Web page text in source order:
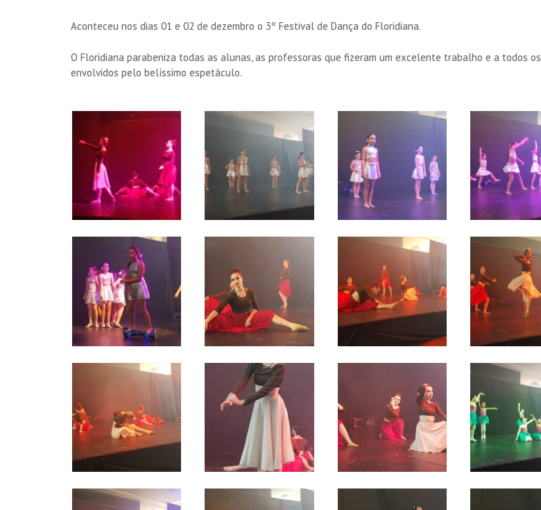
Aconteceu nos dias 01 e 02 de dezembro o 3º Festival de Dança do Floridiana.
O Floridiana parabeniza todas as alunas, as professoras que fizeram um excelente trabalho e a todos os
envolvidos pelo belíssimo espetáculo.